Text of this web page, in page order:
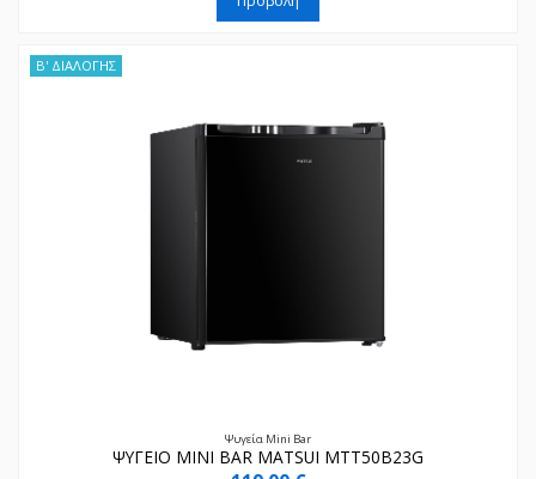
Β' ΔΙΑΛΟΓΗΣ
Ψυγεία Mini Bar
ΨΥΓΕΙΟ MINI BAR MATSUI MTT50B23G